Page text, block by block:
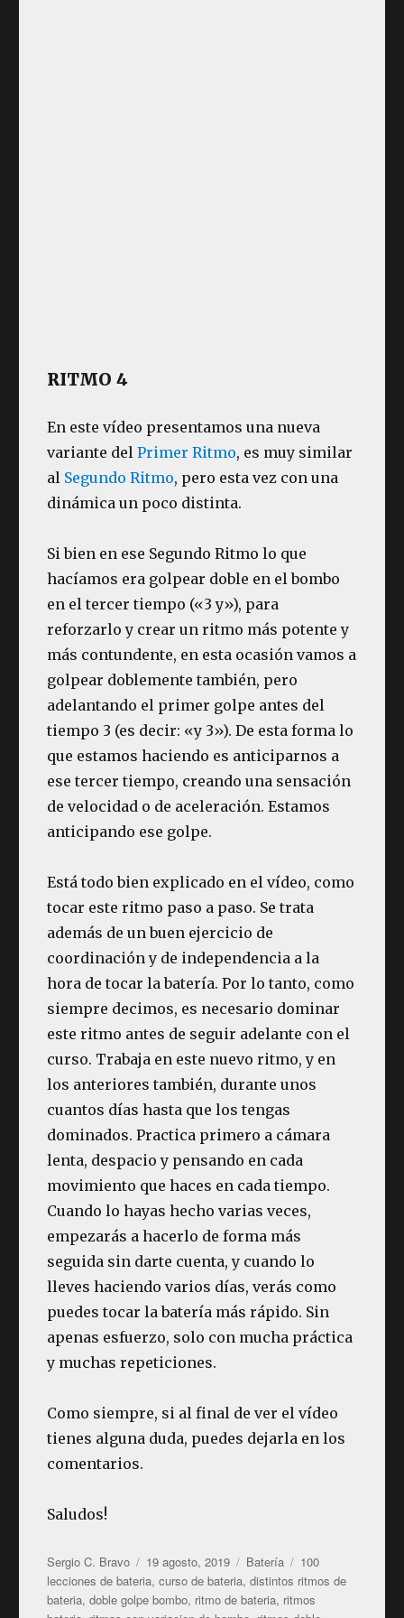
RITMO 4
En este vídeo presentamos una nueva
variante delPrimer Ritmo, es muy similar
al Segundo Ritmo, pero esta vez con una
dinámica un poco distinta.
Si bien en ese Segundo Ritmo lo que
hacíamos era golpear doble en el bombo
en el tercer tiempo («3 y»), para
reforzarlo y crear un ritmo más potente y
más contundente, en esta ocasión vamos a
golpear doblemente también, pero
adelantando el primer golpe antes del
tiempo 3 (es decir: «y 3»). De esta forma lo
que estamos haciendo es anticiparnos a
ese tercer tiempo, creando una sensación
de velocidad o de aceleración. Estamos
anticipando ese golpe.
Está todo bien explicado en el vídeo, como
tocar este ritmo paso a paso. Se trata
además de un buen ejercicio de
coordinación y de independencia a la
hora de tocar la batería. Por lo tanto, como
siempre decimos, es necesario dominar
este ritmo antes de seguir adelante con el
curso. Trabaja en este nuevo ritmo, y en
los anteriores también, durante unos
cuantos días hasta que los tengas
dominados. Practica primero a cámara
lenta, despacio y pensando en cada
movimiento que haces en cada tiempo.
Cuando lo hayas hecho varias veces,
empezarás a hacerlo de forma más
seguida sin darte cuenta, y cuando lo
lleves haciendo varios días, verás como
puedes tocar la batería más rápido. Sin
apenas esfuerzo, solo con mucha práctica
y muchas repeticiones.
Como siempre, si al final de ver el vídeo
tienes alguna duda, puedes dejarla en los
comentarios.
Saludos!
Autor
Sergio C. Bravo
Publicado
el
19 agosto, 2019 Categorías
Batería Etiquetas
100
lecciones de bateria,curso de bateria,distintos ritmos de
bateria,doble golpe bombo, ritmo de bateria, ritmos